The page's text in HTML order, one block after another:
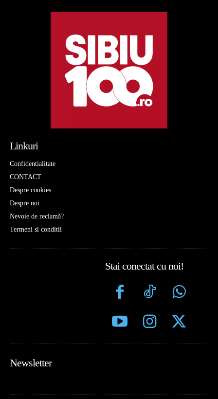
Linkuri
Confidentialitate
CONTACT
Despre cookies
Despre noi
Nevoie de reclamă?
Termeni si conditii
Stai conectat cu noi!
Newsletter